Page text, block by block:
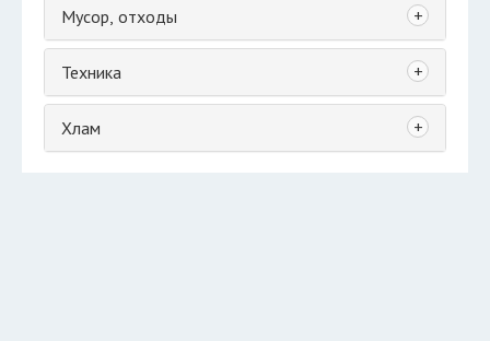
Мусор, отходы +
Техника +
Хлам +